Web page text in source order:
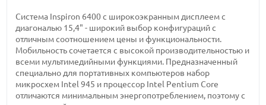
Система Inspiron 6400 с широкоэкранным дисплеем с
диагональю 15,4" - широкий выбор конфигураций с
отличным соотношением цены и функциональности.
Мобильность сочетается с высокой производительностью и
всеми мультимедийными функциями. Предназначенный
специально для портативных компьютеров набор
микросхем Intel 945 и процессор Intel Pentium Core
отличаются минимальным энергопотреблением, поэтому с